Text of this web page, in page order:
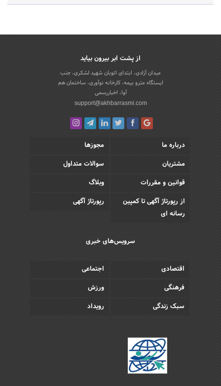
از پشت ابر بیرون بیاید
میدان آزادی، ابتدای اتوبان شهید لشکری، جنب
ایستگاه مترو بیمه، کارخانه نوآوری، ساختمان هم
آوا، اخباررسمی
support@akhbarrasmi.com
درباره ما
مجوزها
مشتریان
سوالات متداول
قوانین و مقررات
وبلاگ
از رپورتاژ آگهی تا کمپین
رسانه ای
رپورتاژ آگهی
سرویس‌های خبری
اقتصادی
اجتماعی
فرهنگی
ورزش
سبک زندگی
رویداد